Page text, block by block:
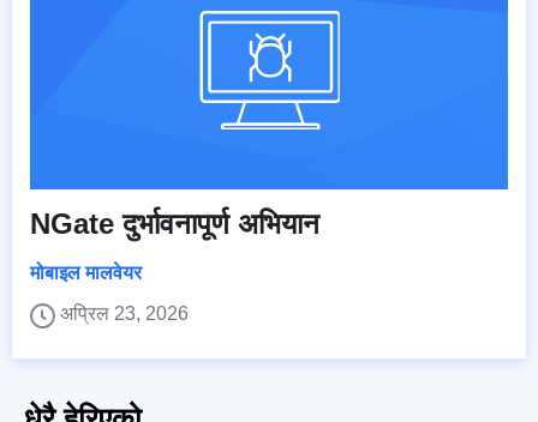
NGate दुर्भावनापूर्ण अभियान
मोबाइल मालवेयर
अप्रिल 23, 2026